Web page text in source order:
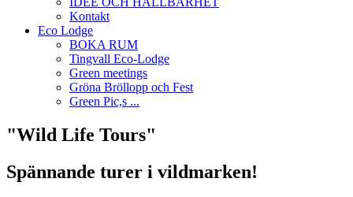
Kontakt
Eco Lodge
BOKA RUM
Tingvall Eco-Lodge
Green meetings
Gröna Bröllopp och Fest
Green Pic,s ...
"Wild Life Tours"
Spännande turer i vildmarken!